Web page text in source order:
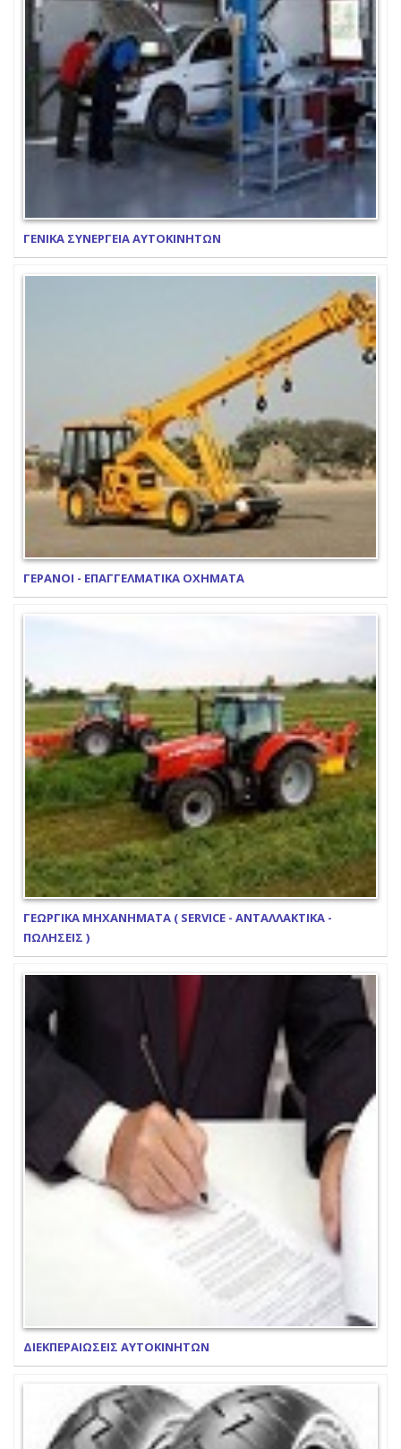
ΓΕΝΙΚΑ ΣΥΝΕΡΓΕΙΑ ΑΥΤΟΚΙΝΗΤΩΝ
ΓΕΡΑΝΟΙ - ΕΠΑΓΓΕΛΜΑΤΙΚΑ ΟΧΗΜΑΤΑ
ΓΕΩΡΓΙΚΑ ΜΗΧΑΝΗΜΑΤΑ ( SERVICE - ΑΝΤΑΛΛΑΚΤΙΚΑ -
ΠΩΛΗΣΕΙΣ )
ΔΙΕΚΠΕΡΑΙΩΣΕΙΣ ΑΥΤΟΚΙΝΗΤΩΝ